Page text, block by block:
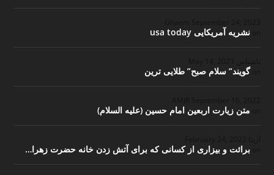
نشریه آمریکایی usa today
گویند” سلام صبح” طلایی ترین
متن زیارت اربعین امام حسین (علیه السلام)
برائت و بیزاری از کسانی که برای آتش زدن خانه حضرت زهرا…